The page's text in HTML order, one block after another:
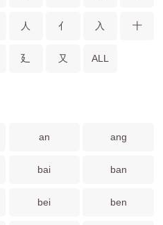
人 亻 入 十
廴 又 ALL
an ang
bai ban
bei ben